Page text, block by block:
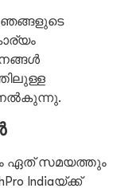
ഞങ്ങളുടെ
നൽകുന്നു.
ഏത് സമയത്തും
Indiaയ്ക്ക്